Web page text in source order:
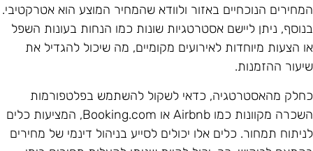
הנוכחיים באזור ולוודא שהמחיר המוצע הוא אטרקטיבי.
ניתן ליישם אסטרטגיות שונות כמו הנחות בעונות השפל
הצעות מיוחדות לאירועים מקומיים, מה שיכול להגדיל את
ההזמנות.
מהאסטרטגיה, כדאי לשקול להשתמש בפלטפורמות
השכרה מקוונות כמו Airbnb או Booking.com, המציעות כלים
תמחור. כלים אלו יכולים לסייע בניהול דינמי של מחירים